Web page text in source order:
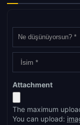
Attachment
The maximum
You can upload: